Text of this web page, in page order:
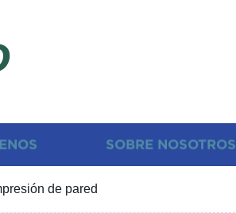
SOBRE NOSOTROS
de pared